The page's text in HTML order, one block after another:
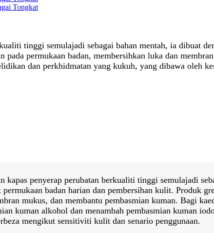
tinggi semulajadi sebagai bahan mentah, ia dibuat
pada permukaan badan, membersihkan luka dan
dan perkhidmatan yang kukuh, yang dibawa oleh
kapas penyerap perubatan berkualiti tinggi semulajadi
badan harian dan pembersihan kulit. Produk
mukus, dan membantu pembasmian kuman. Bagi
kuman alkohol dan menambah pembasmian kuman
mengikut sensitiviti kulit dan senario penggunaan.